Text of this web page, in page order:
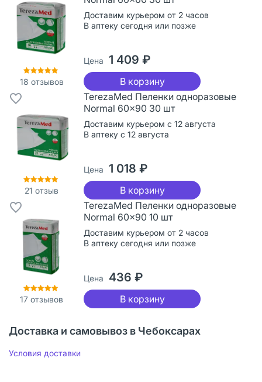
18 отзывов
Доставим курьером от 2 часов
В аптеку сегодня или позже
Цена 1 409 ₽
В корзину
21 отзыв
TerezaMed Пеленки одноразовые
Normal 60x90 30 шт
Доставим курьером с 12 августа
В аптеку с 12 августа
Цена 1 018 ₽
В корзину
17 отзывов
TerezaMed Пеленки одноразовые
Normal 60x90 10 шт
Доставим курьером от 2 часов
В аптеку сегодня или позже
Цена 436 ₽
В корзину
Доставка и самовывоз в Чебоксарах
Условия доставки